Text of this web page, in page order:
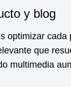
y blog
optimizar
que
multimedia